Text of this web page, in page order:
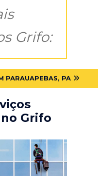
Grifo:
PARAUAPEBAS, PA
Grifo